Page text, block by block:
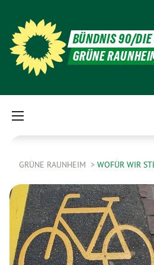
BÜNDNIS 90/DIE
GRÜNE
GRÜNE RAUNHEIM WOFÜR WIR